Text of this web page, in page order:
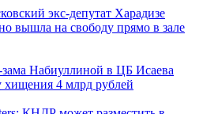
экс-депутат Харадизе
вышла на свободу прямо в зале
Набиуллиной в ЦБ Исаева
хищения 4 млрд рублей